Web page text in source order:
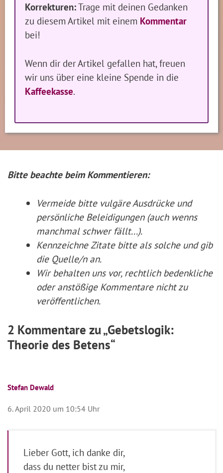
Korrekturen:Trage mit deinen Gedanken
zu diesem Artikel mit einem Kommentar
bei!
Wenn dir der Artikel gefallen hat, freuen
wir uns über eine kleine Spende in die
Kaffeekasse.
Bitte beachte beim Kommentieren:
Vermeide bitte vulgäre Ausdrücke und
persönliche Beleidigungen (auch wenns
manchmal schwer fällt...).
Kennzeichne Zitate bitte als solche und gib
die Quelle/n an.
Wir behalten uns vor, rechtlich bedenkliche
oder anstößige Kommentare nicht zu
veröffentlichen.
2 Kommentare zu „Gebetslogik:
Theorie des Betens“
Stefan Dewald
6. April 2020 um 10:54 Uhr
Lieber Gott, ich danke dir,
dass du netter bist zu mir,